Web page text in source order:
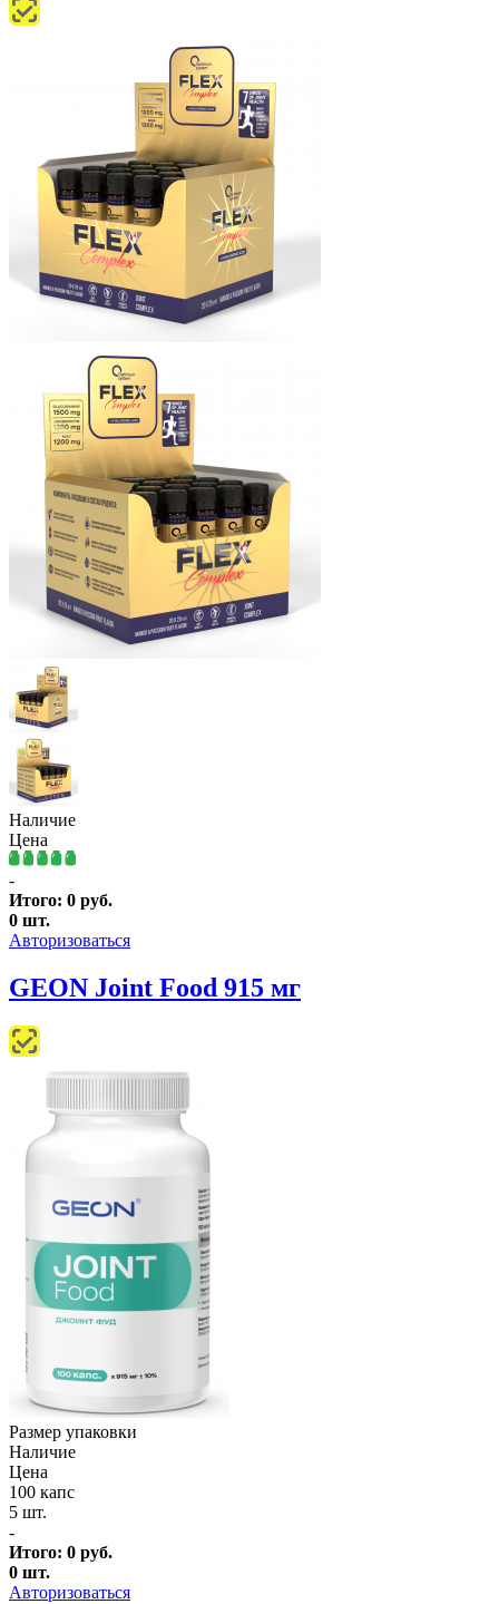
Наличие
Цена
-
Итого: 0 руб.
0 шт.
Авторизоваться
GEON Joint Food 915 мг
Размер упаковки
Наличие
Цена
100 капс
5 шт.
-
Итого: 0 руб.
0 шт.
Авторизоваться